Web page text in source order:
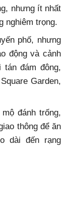
nhưng ít nhất
nghiêm trọng.
phố, nhưng
động và cảnh
đám đông,
Garden,
đánh trống,
thông để ăn
dài đến rạng